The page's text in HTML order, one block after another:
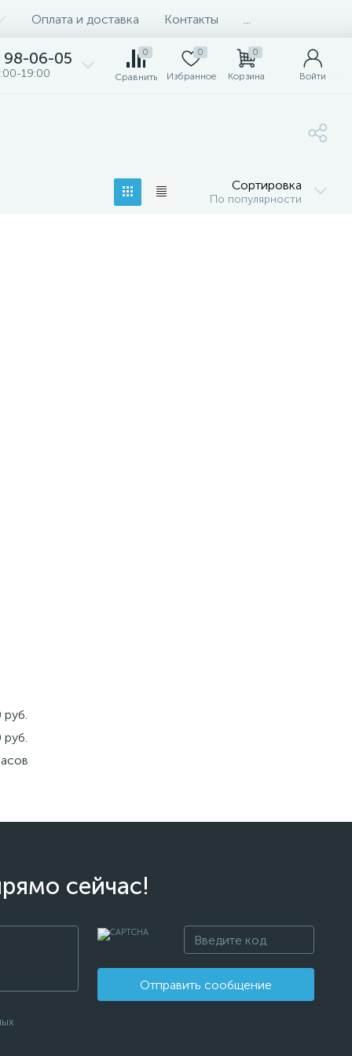
Оплата и доставка Контакты
98-06-05
19:00
0
Сравнить
0
Избранное
0
Корзина Войти
Сортировка
По популярности
руб.
руб.
сейчас!
Отправить сообщение